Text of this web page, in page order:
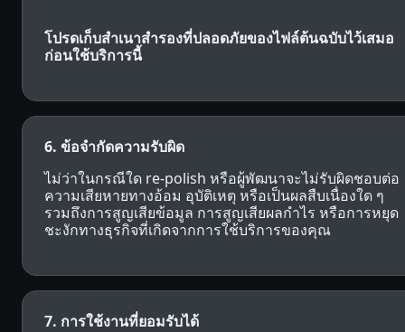
โปรดเก็บสําเนาสํารองที่ปลอดภัยของไฟล์ต้นฉบับไว้เสมอ
ก่อนใช้บริการนี้
6. ข้อจำกัดความรับผิด
ไม่ว่าในกรณีใด re-polish หรือผู้พัฒนาจะไม่รับผิดชอบต่อ
ความเสียหายทางอ้อม อุบัติเหตุ หรือเป็นผลสืบเนื่องใด ๆ
รวมถึงการสูญเสียข้อมูล การสูญเสียผลกำไร หรือการหยุด
ชะงักทางธุรกิจที่เกิดจากการใช้บริการของคุณ
7. การใช้งานที่ยอมรับได้